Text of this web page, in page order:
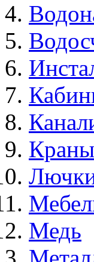
Лючки
Медь